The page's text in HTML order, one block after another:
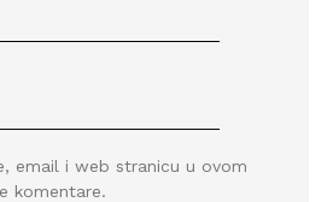
email i web stranicu u ovom
komentare.